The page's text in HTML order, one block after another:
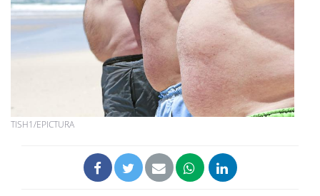
TISH1/EPICTURA